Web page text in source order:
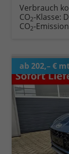
Verbrauch
CO2-Klasse: D
CO2-
ab 202,– €